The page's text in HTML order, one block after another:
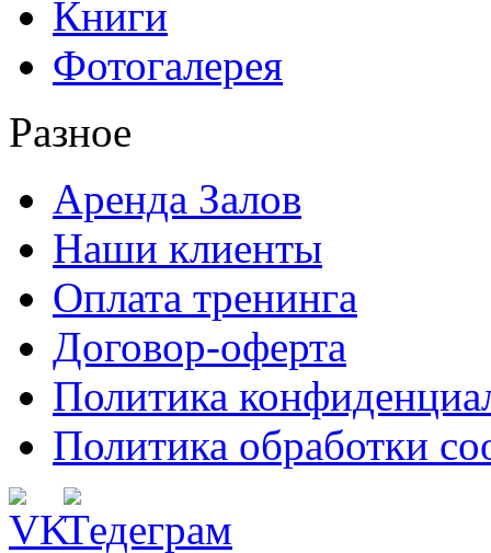
Книги
Фотогалерея
Разное
Аренда Залов
Наши клиенты
Оплата тренинга
Договор-оферта
Политика
Политика обработки